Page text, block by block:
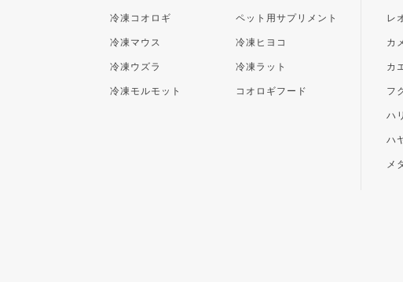
冷凍コオロギ ペット用サプリメント
冷凍マウス 冷凍ヒヨコ
冷凍ウズラ 冷凍ラット
冷凍モルモット コオロギフード
レ
カ
カ
フ
ハ
ハ
メ